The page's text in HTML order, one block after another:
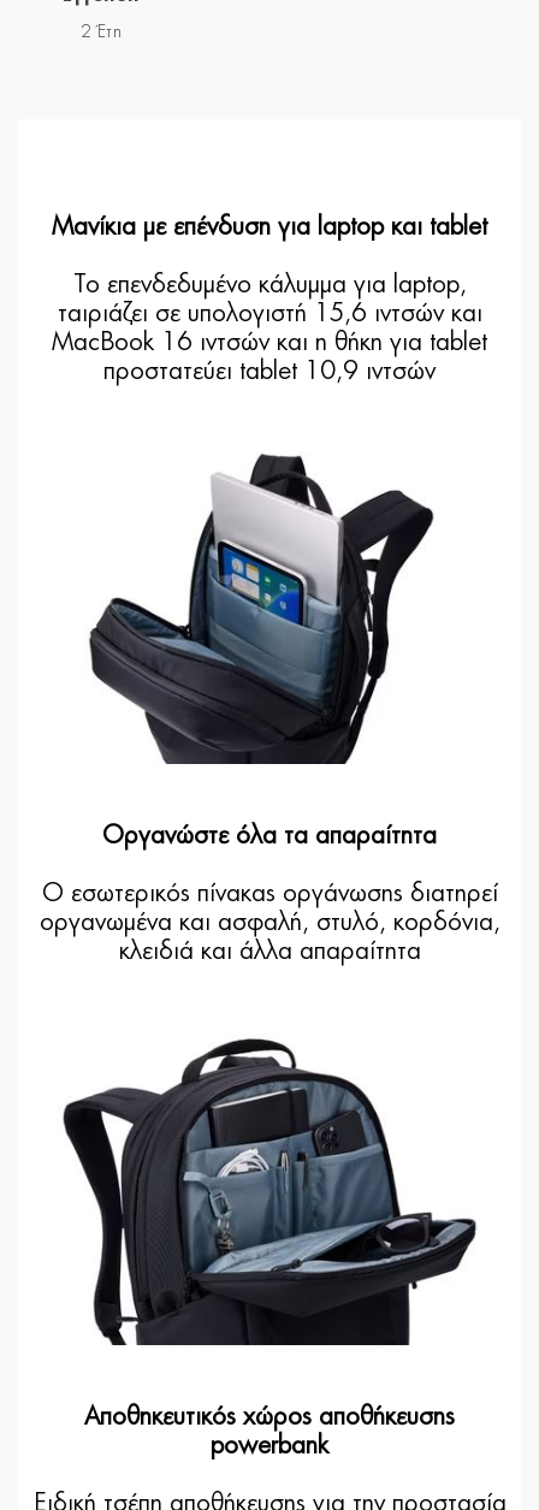
2 Έτη
Μανίκια με επένδυση για laptop και tablet
Το επενδεδυμένο κάλυμμα για laptop,
ταιριάζει σε υπολογιστή 15,6 ιντσών και
MacBook 16 ιντσών και η θήκη για tablet
προστατεύει tablet 10,9 ιντσών
Οργανώστε όλα τα απαραίτητα
Ο εσωτερικός πίνακας οργάνωσης διατηρεί
οργανωμένα και ασφαλή, στυλό, κορδόνια,
κλειδιά και άλλα απαραίτητα
Αποθηκευτικός χώρος αποθήκευσης
powerbank
Ειδική τσέπη αποθήκευσης για την προστασία